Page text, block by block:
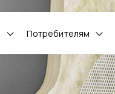
Потребителям